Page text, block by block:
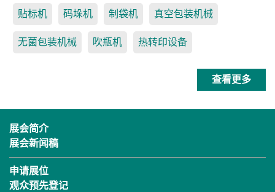
贴标机 码垛机 制袋机 真空包装机械
无菌包装机械 吹瓶机 热转印设备
查看更多
展会简介
展会新闻稿
申请展位
观众预先登记